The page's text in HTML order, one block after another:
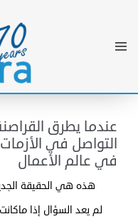
عندما يطرق
التواصل في
في عالم الأعمال
هذه هي الحقيقة
لم يعد السؤال إذا